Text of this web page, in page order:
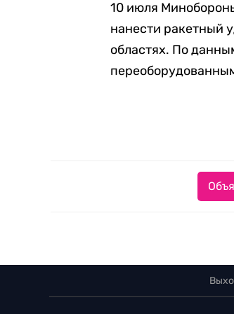
10 июля
нанести ракетный
областях. По